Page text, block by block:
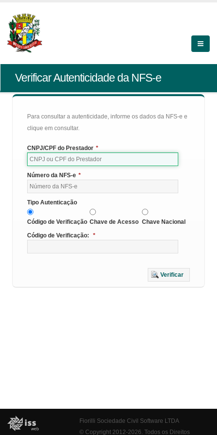
Verificar Autenticidade da NFS-e
Para consultar a autenticidade, informe os dados da NFS-e e
clique em consultar.
CNPJ/CPF do Prestador *
Número da NFS-e *
Tipo Autenticação
Código de Verificação Chave de Acesso Chave Nacional
Código de Verificação:
*
Verificar
Fiorilli Sociedade Civil Software LTDA
© Copyright 2012-2026. Todos os Direitos